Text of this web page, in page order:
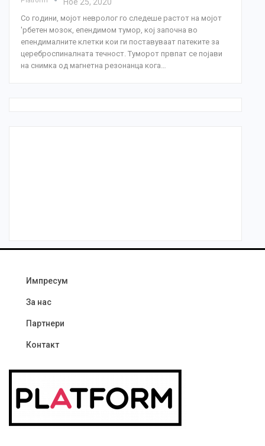
Ное 25, 2020
Со години, мојот невролог го следеше растот на мојот
'рбетен мозок, епендимом тумор, кој започна во
епендималните клетки кои ги поставуваат патеките за
цереброспиналната течност. Туморот првпат се појави
на снимка од магнетна резонанца кога…
Импресум
За нас
Партнери
Контакт